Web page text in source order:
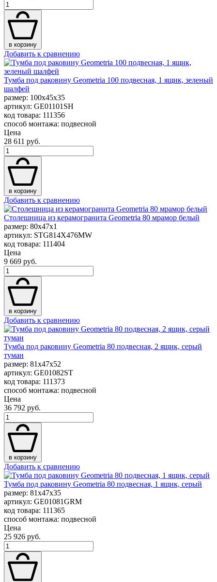
в корзину
Добавить к сравнению
Тумба под раковину Geometria 100 подвесная, 1 ящик, зеленый
шалфей
размер: 100x45x35
артикул: GE01101SH
код товара: 111356
способ монтажа: подвесной
Цена
28 611 руб.
в корзину
Добавить к сравнению
Столешница из керамогранита Geometria 80 мрамор белый
размер: 80x47x1
артикул: STG814X476MW
код товара: 111404
Цена
9 669 руб.
в корзину
Добавить к сравнению
Тумба под раковину Geometria 80 подвесная, 2 ящик, серый
туман
размер: 81x47x52
артикул: GE01082ST
код товара: 111373
способ монтажа: подвесной
Цена
36 792 руб.
в корзину
Добавить к сравнению
Тумба под раковину Geometria 80 подвесная, 1 ящик, серый
размер: 81x47x35
артикул: GE01081GRM
код товара: 111365
способ монтажа: подвесной
Цена
25 926 руб.